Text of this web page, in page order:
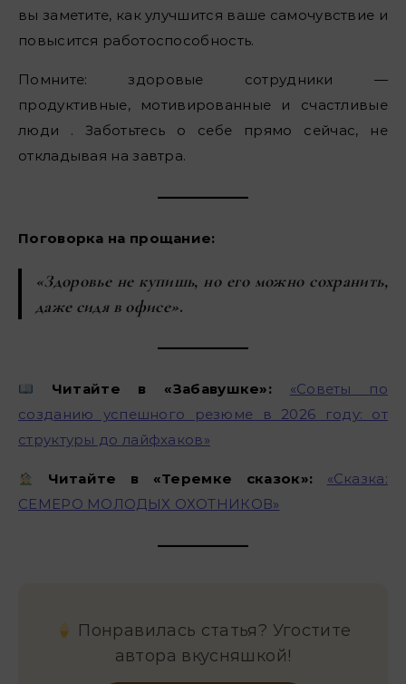
вы заметите, как улучшится ваше самочувствие и
повысится работоспособность.
Помните: здоровые сотрудники —
продуктивные, мотивированные и счастливые
люди . Заботьтесь о себе прямо сейчас, не
откладывая на завтра.
Поговорка на прощание:
«Здоровье не купишь, но его можно сохранить,
даже сидя в офисе».
Читайте в «Забавушке»:
«Советы по
созданию успешного резюме в 2026 году: от
структуры до лайфхаков»
Читайте в «Теремке сказок»:
«Сказка:
СЕМЕРО МОЛОДЫХ ОХОТНИКОВ»
Понравилась статья? Угостите
автора вкусняшкой!